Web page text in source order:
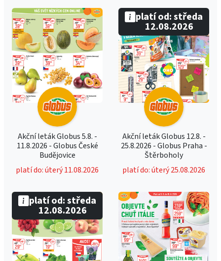
Akční leták Globus 5.8. -
11.8.2026 - Globus České
Budějovice
platí do: úterý 11.08.2026
Akční leták Globus 12.8. -
25.8.2026 - Globus Praha -
Štěrboholy
platí do: úterý 25.08.2026
platí od: středa
12.08.2026
platí od: středa
12.08.2026